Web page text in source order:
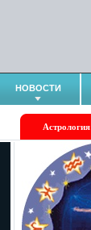
НОВОСТИ
Астрология